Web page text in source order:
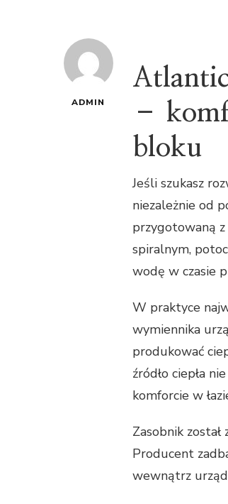
ADMIN
–
bloku
Jeśli szukasz
niezależnie od
przygotowaną
spiralnym,
wodę w czasie
W praktyce
wymiennika
produkować
źródło ciepła
komforcie w
Zasobnik
Producent
wewnątrz